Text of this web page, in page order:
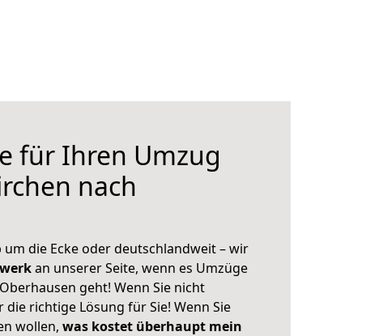
für Ihren Umzug
nach
um die Ecke oder deutschlandweit – wir
an unserer Seite, wenn es Umzüge
geht! Wenn Sie nicht
richtige Lösung für Sie! Wenn Sie
wollen, was kostet überhaupt mein